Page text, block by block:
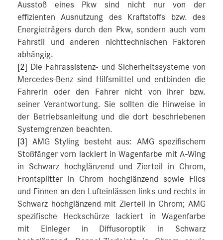
Ausstoß eines Pkw sind nicht nur von der
effizienten Ausnutzung des Kraftstoffs bzw. des
Energieträgers durch den Pkw, sondern auch vom
Fahrstil und anderen nichttechnischen Faktoren
abhängig.
[2]
Die Fahrassistenz- und Sicherheitssysteme von
Mercedes-Benz sind Hilfsmittel und entbinden die
Fahrerin oder den Fahrer nicht von ihrer bzw.
seiner Verantwortung. Sie sollten die Hinweise in
der Betriebsanleitung und die dort beschriebenen
Systemgrenzen beachten.
[3]
AMG Styling besteht aus: AMG spezifischem
Stoßfänger vorn lackiert in Wagenfarbe mit A-Wing
in Schwarz hochglänzend und Zierteil in Chrom,
Frontsplitter in Chrom hochglänzend sowie Flics
und Finnen an den Lufteinlässen links und rechts in
Schwarz hochglänzend mit Zierteil in Chrom; AMG
spezifische Heckschürze lackiert in Wagenfarbe
mit Einleger in Diffusoroptik in Schwarz